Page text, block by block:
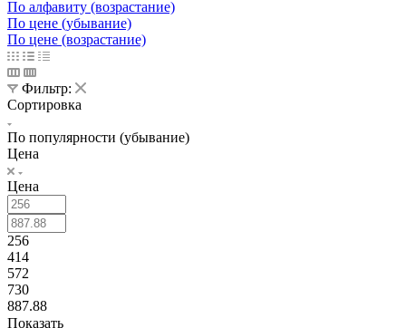
По алфавиту (возрастание)
По цене (убывание)
По цене (возрастание)
Фильтр:
Сортировка
По популярности (убывание)
Цена
Цена
256
414
572
730
887.88
Показать